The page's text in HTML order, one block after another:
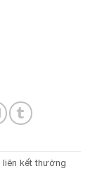
liên kết thường